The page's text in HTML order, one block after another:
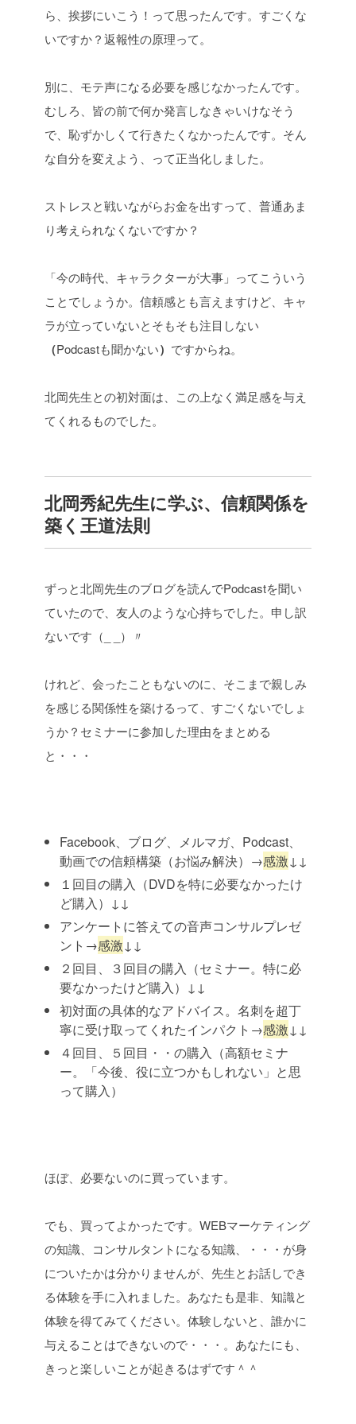
ら、挨拶にいこう！って思ったんです。すごくな
いですか？返報性の原理って。
別に、モテ声になる必要を感じなかったんです。
むしろ、皆の前で何か発言しなきゃいけなそう
で、恥ずかしくて行きたくなかったんです。そん
な自分を変えよう、って正当化しました。
ストレスと戦いながらお金を出すって、普通あま
り考えられなくないですか？
「今の時代、キャラクターが大事」ってこういう
ことでしょうか。信頼感とも言えますけど、キャ
ラが立っていないとそもそも注目しない
（Podcastも聞かない） ですからね。
北岡先生との初対面は、この上なく満足感を与え
てくれるものでした。
北岡秀紀先生に学ぶ、信頼関係を
築く王道法則
ずっと北岡先生のブログを読んでPodcastを聞い
ていたので、友人のような心持ちでした。申し訳
ないです（_ _）〃
けれど、会ったこともないのに、そこまで親しみ
を感じる関係性を築けるって、すごくないでしょ
うか？セミナーに参加した理由をまとめる
と・・・
Facebook、ブログ、メルマガ、Podcast、
動画での信頼構築（お悩み解決）→感激↓↓
１回目の購入（DVDを特に必要なかったけ
ど購入） ↓↓
アンケートに答えての音声コンサルプレゼ
ント→感激↓↓
２回目、３回目の購入（セミナー。特に必
要なかったけど購入） ↓↓
初対面の具体的なアドバイス。名刺を超丁
寧に受け取ってくれたインパクト→感激↓↓
４回目、５回目・・の購入（高額セミナ
ー。「今後、役に立つかもしれない」と思
って購入）
ほぼ、必要ないのに買っています。
でも、買ってよかったです。WEBマーケティング
の知識、コンサルタントになる知識、・・・が身
についたかは分かりませんが、先生とお話しでき
る体験を手に入れました。あなたも是非、知識と
体験を得てみてください。体験しないと、誰かに
与えることはできないので・・・。あなたにも、
きっと楽しいことが起きるはずです＾＾